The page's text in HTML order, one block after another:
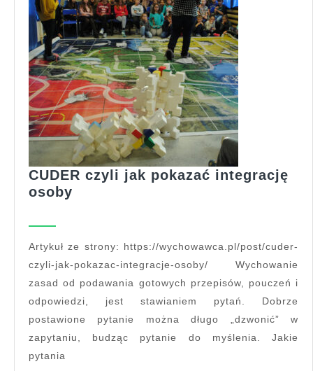
CUDER czyli jak pokazać integrację
osoby
pokazać
integrację
osoby
Artykuł ze strony: https://wychowawca.pl/post/cuder-
czyli-jak-pokazac-integracje-osoby/ Wychowanie
zasad od podawania gotowych przepisów, pouczeń i
odpowiedzi, jest stawianiem pytań. Dobrze
postawione pytanie można długo „dzwonić” w
zapytaniu, budząc pytanie do myślenia. Jakie
pytania